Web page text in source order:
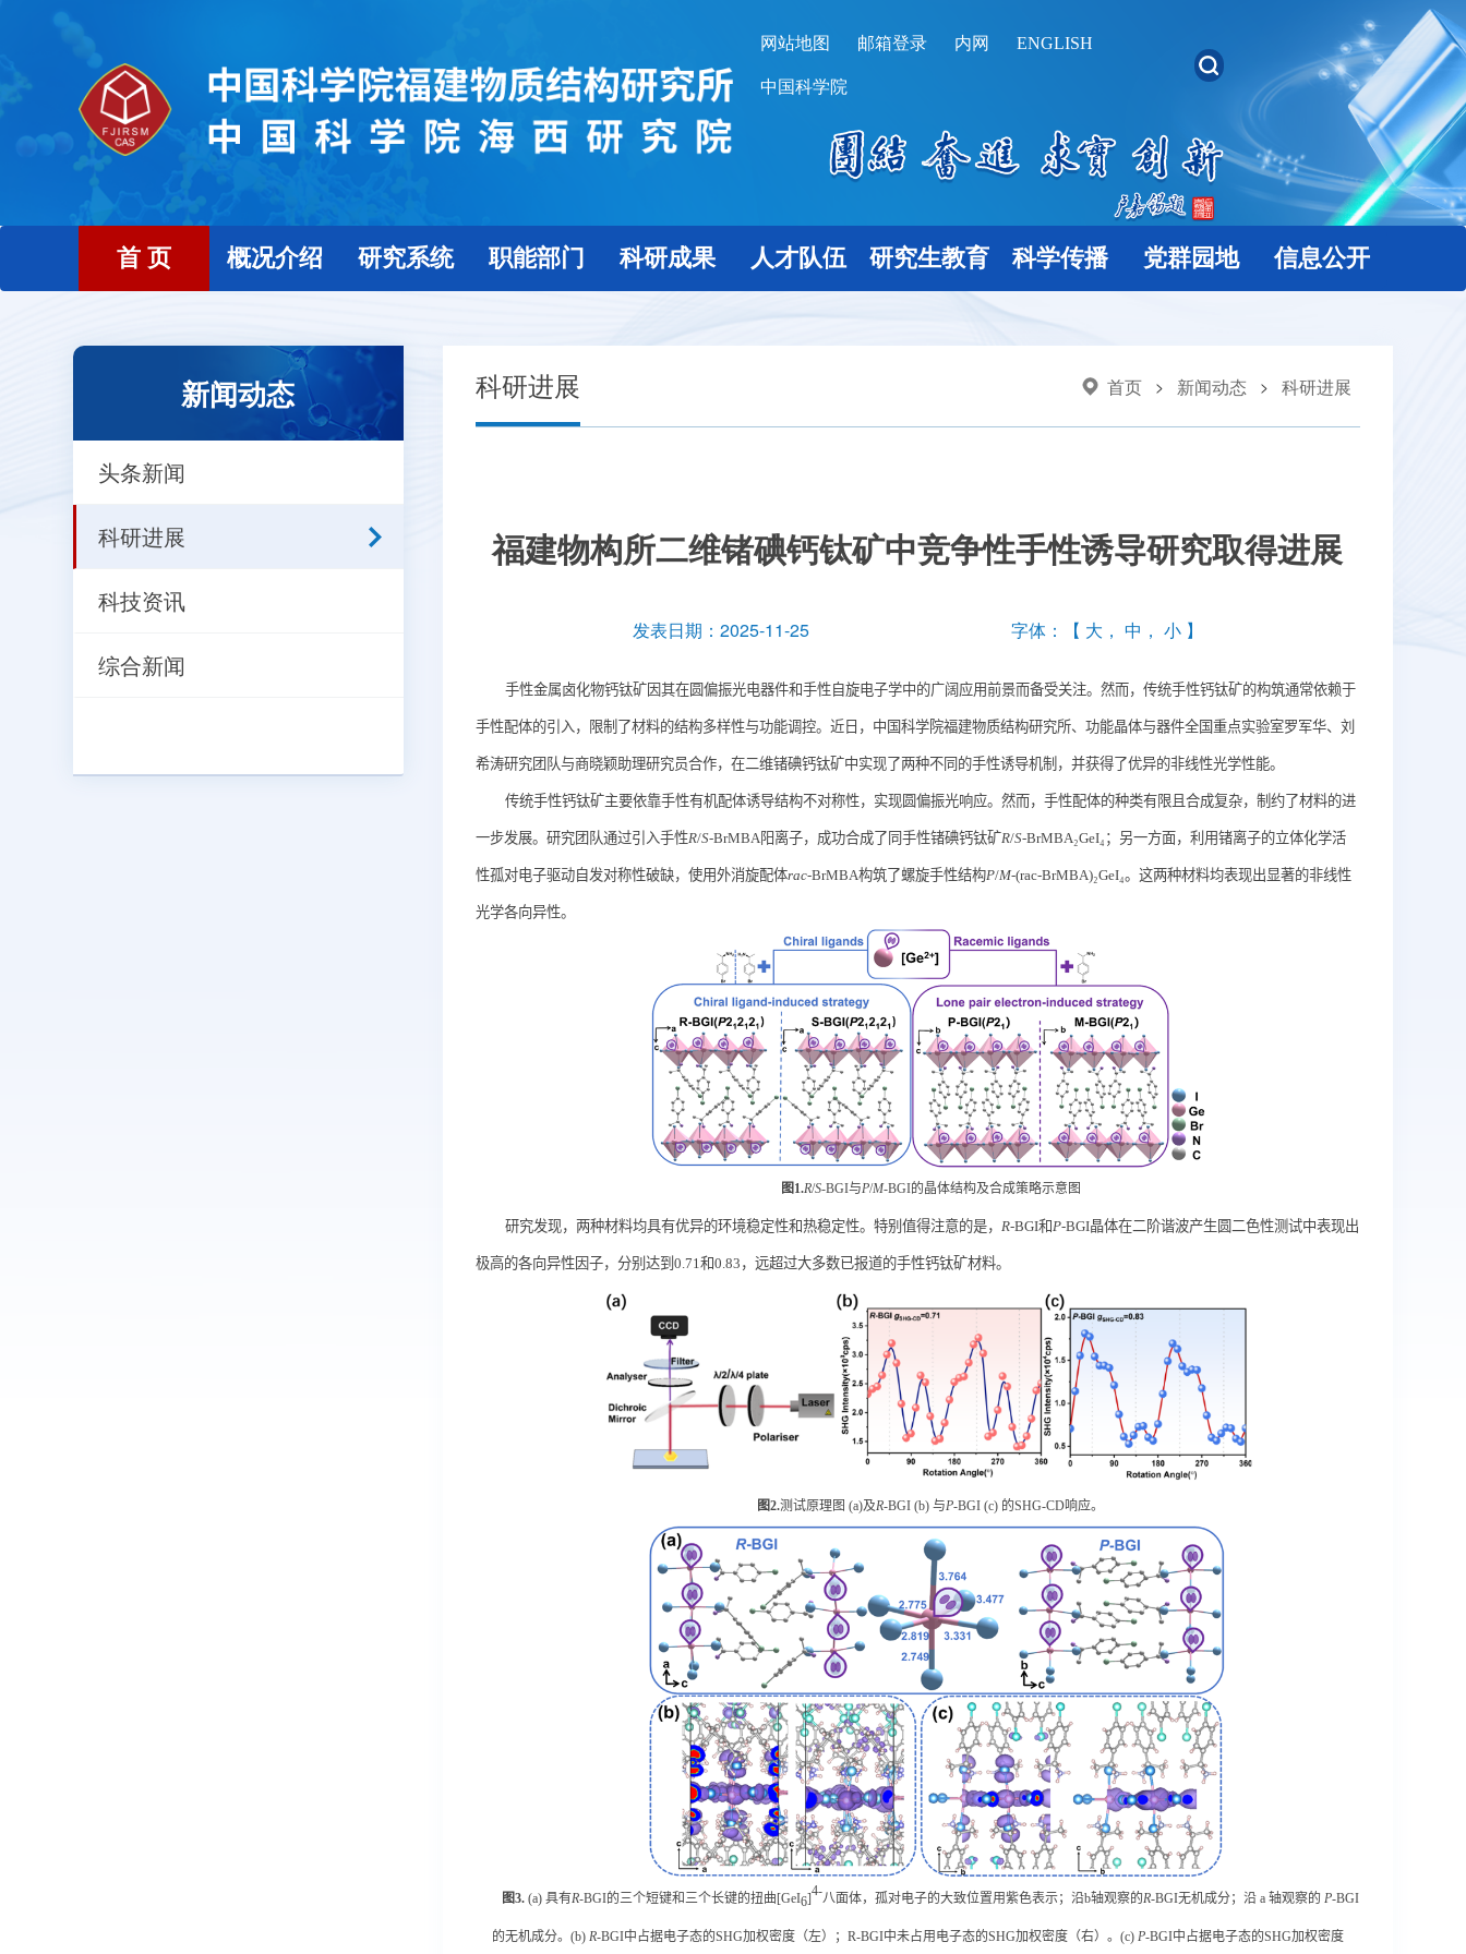
网站地图 邮箱登录 内网 ENGLISH
中国科学院
首 页 概况介绍 研究系统 职能部门 科研成果 人才队伍 研究生教育 科学传播 党群园地 信息公开
新闻动态
头条新闻
科研进展
科技资讯
综合新闻
科研进展 首页 > 新闻动态 > 科研进展
福建物构所二维锗碘钙钛矿中竞争性手性诱导研究取得进展
发表日期：2025-11-25 字体：【 大 ， 中 ， 小】
手性金属卤化物钙钛矿因其在圆偏振光电器件和手性自旋电子学中的广阔应用前景而备受关注。然而，传统手性钙钛矿的构筑通常依赖于
手性配体的引入，限制了材料的结构多样性与功能调控。近日，中国科学院福建物质结构研究所、功能晶体与器件全国重点实验室罗军华、刘
希涛研究团队与商晓颖助理研究员合作，在二维锗碘钙钛矿中实现了两种不同的手性诱导机制，并获得了优异的非线性光学性能。
传统手性钙钛矿主要依靠手性有机配体诱导结构不对称性，实现圆偏振光响应。然而，手性配体的种类有限且合成复杂，制约了材料的进
一步发展。研究团队通过引入手性R/S-BrMBA阳离子，成功合成了同手性锗碘钙钛矿R/S-BrMBA₂GeI₄ ；另一方面，利用锗离子的立体化学活
性孤对电子驱动自发对称性破缺，使用外消旋配体rac-BrMBA构筑了螺旋手性结构P/M-(rac-BrMBA)₂GeI₄。这两种材料均表现出显著的非线性
光学各向异性。
图 1.R/S-BGI与P/M-BGI的晶体结构及合成策略示意图
研究发现，两种材料均具有优异的环境稳定性和热稳定性。特别值得注意的是， R-BGI和P-BGI晶体在二阶谐波产生圆二色性测试中表现出
极高的各向异性因子，分别达到 0.71和0.83 ，远超过大多数已报道的手性钙钛矿材料。
图2.测试原理图(a)及R-BGI (b)与P-BGI (c) 的SHG-CD响应。
图3. (a)具有R-BGI的三个短键和三个长键的扭曲 [GeI6]4-八面体，孤对电子的大致位置用紫色表示；沿b轴观察的R-BGI无机成分；沿a轴观察的P-BGI
的无机成分。 (b) R-BGI中占据电子态的SHG加权密度（左）； R-BGI中未占用电子态的SHG加权密度（右）。 (c) P-BGI中占据电子态的SHG加权密度